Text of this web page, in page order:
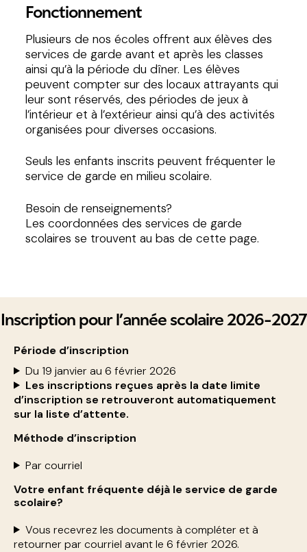
Fonctionnement
Plusieurs de nos écoles offrent aux élèves des
services de garde avant et après les classes
ainsi qu’à la période du dîner. Les élèves
peuvent compter sur des locaux attrayants qui
leur sont réservés, des périodes de jeux à
l’intérieur et à l’extérieur ainsi qu’à des activités
organisées pour diverses occasions.
Seuls les enfants inscrits peuvent fréquenter le
service de garde en milieu scolaire.
Besoin de renseignements?
Les coordonnées des services de garde
scolaires se trouvent au bas de cette page.
Inscription pour l’année scolaire 2026-2027
Période d’inscription
Du 19 janvier au 6 février 2026
Les inscriptions reçues après la date limite
d’inscription se retrouveront automatiquement
sur la liste d’attente.
Méthode d’inscription
Par courriel
Votre enfant fréquente déjà le service de garde
scolaire?
Vous recevrez les documents à compléter et à
retourner par courriel avant le 6 février 2026.